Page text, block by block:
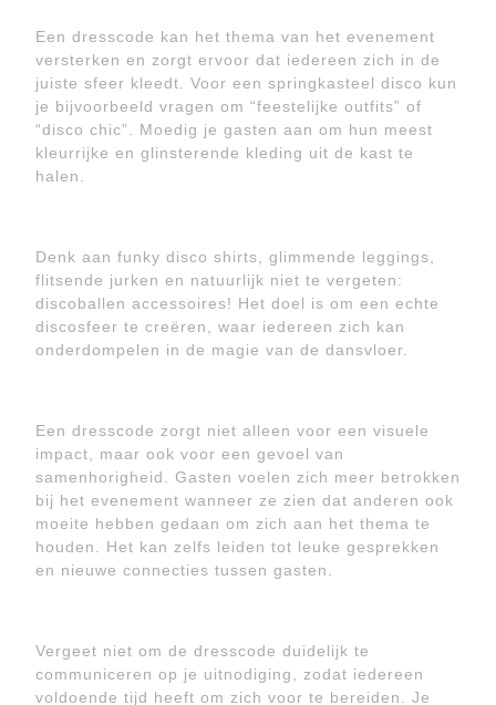
Een dresscode kan het thema van het evenement
versterken en zorgt ervoor dat iedereen zich in de
juiste sfeer kleedt. Voor een springkasteel disco kun
je bijvoorbeeld vragen om “feestelijke outfits” of
“disco chic”. Moedig je gasten aan om hun meest
kleurrijke en glinsterende kleding uit de kast te
halen.
Denk aan funky disco shirts, glimmende leggings,
flitsende jurken en natuurlijk niet te vergeten:
discoballen accessoires! Het doel is om een ​​echte
discosfeer te creëren, waar iedereen zich kan
onderdompelen in de magie van de dansvloer.
Een dresscode zorgt niet alleen voor een visuele
impact, maar ook voor een gevoel van
samenhorigheid. Gasten voelen zich meer betrokken
bij het evenement wanneer ze zien dat anderen ook
moeite hebben gedaan om zich aan het thema te
houden. Het kan zelfs leiden tot leuke gesprekken
en nieuwe connecties tussen gasten.
Vergeet niet om de dresscode duidelijk te
communiceren op je uitnodiging, zodat iedereen
voldoende tijd heeft om zich voor te bereiden. Je